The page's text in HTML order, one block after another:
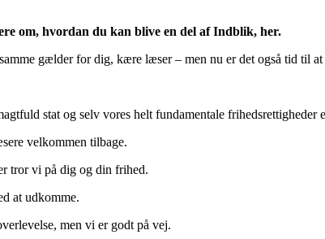
om, hvordan du kan blive en del af Indblik, her.
gælder for dig, kære læser – men nu er det også tid til
stat og selv vores helt fundamentale frihedsrettigheder
velkommen tilbage.
tror vi på dig og din frihed.
at udkomme.
men vi er godt på vej.